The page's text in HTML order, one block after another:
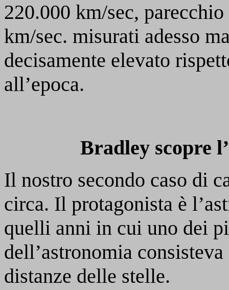
220.000 km/sec,
km/sec. misurati adesso
decisamente elevato
all’epoca.
Bradley scopre
Il nostro secondo caso di
circa. Il protagonista è
quelli anni in cui uno dei
dell’astronomia
distanze delle stelle.